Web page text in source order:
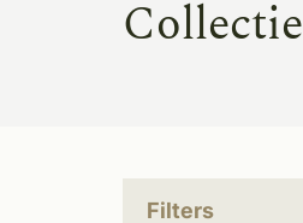
Collectie
Filters